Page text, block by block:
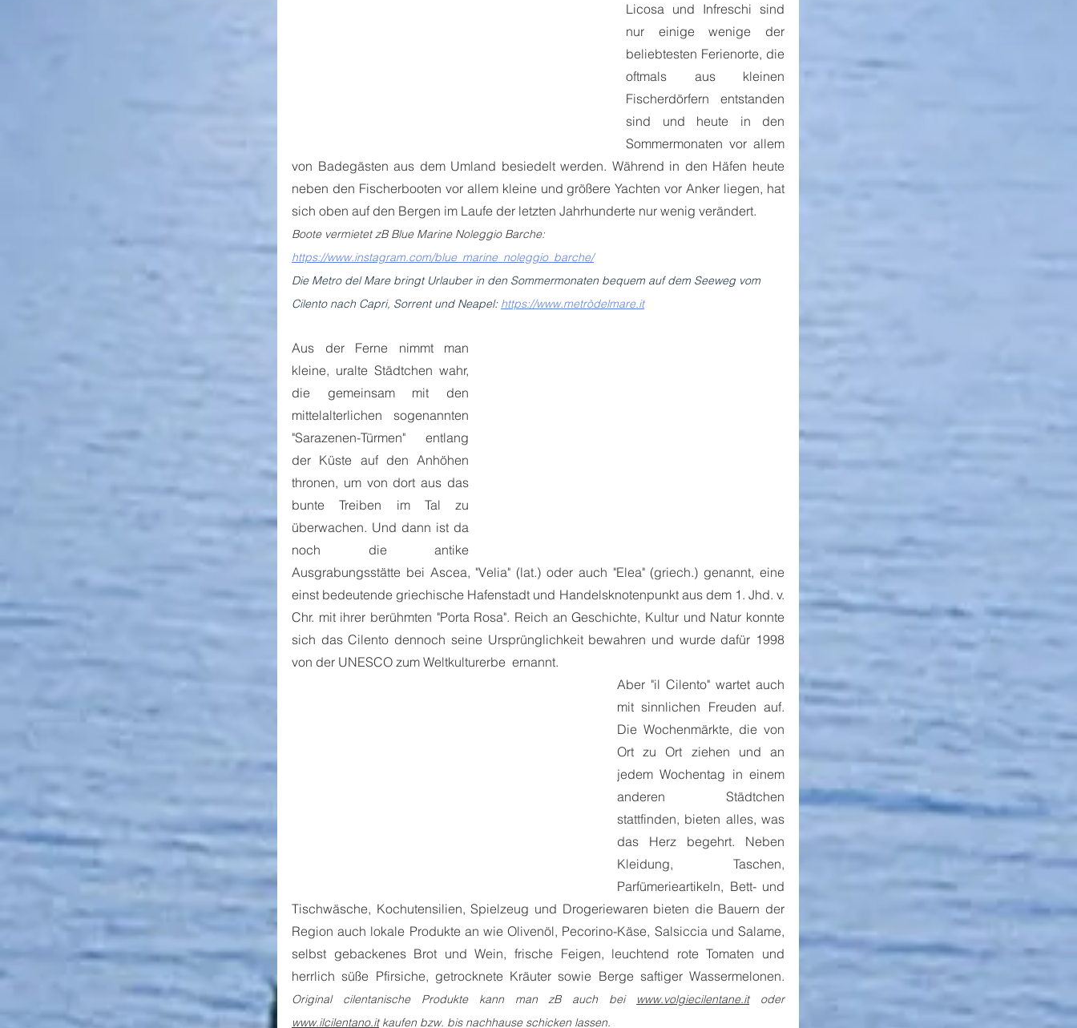
Licosa und Infreschi sind
nur einige wenige der
beliebtesten Ferienorte, die
oftmals aus kleinen
Fischerdörfern entstanden
sind und heute in den
Sommermonaten vor allem
von Badegästen aus dem Umland besiedelt werden. Während in den Häfen heute
neben den Fischerbooten vor allem kleine und größere Yachten vor Anker liegen, hat
sich oben auf den Bergen im Laufe der letzten Jahrhunderte nur wenig verändert.
Boote vermietet zB Blue Marine Noleggio Barche:
https://www.instagram.com/blue_marine_noleggio_barche/
Die Metro del Mare bringt Urlauber in den Sommermonaten bequem auf dem Seeweg vom
Cilento nach Capri, Sorrent und Neapel: https://www.metròdelmare.it
Aus der Ferne nimmt man
kleine, uralte Städtchen wahr,
die gemeinsam mit den
mittelalterlichen sogenannten
"Sarazenen-Türmen" entlang
der Küste auf den Anhöhen
thronen, um von dort aus das
bunte Treiben im Tal zu
überwachen. Und dann ist da
noch die antike
Ausgrabungsstätte bei Ascea, "Velia" (lat.) oder auch "Elea" (griech.) genannt, eine
einst bedeutende griechische Hafenstadt und Handelsknotenpunkt aus dem 1. Jhd. v.
Chr. mit ihrer berühmten "Porta Rosa". Reich an Geschichte, Kultur und Natur konnte
sich das Cilento dennoch seine Ursprünglichkeit bewahren und wurde dafür 1998
von der UNESCO zum Weltkulturerbe  ernannt.
Aber "il Cilento" wartet auch
mit sinnlichen Freuden auf.
Die Wochenmärkte, die von
Ort zu Ort ziehen und an
jedem Wochentag in einem
anderen Städtchen
stattfinden, bieten alles, was
das Herz begehrt. Neben
Kleidung, Taschen,
Parfümerieartikeln, Bett- und
Tischwäsche, Kochutensilien, Spielzeug und Drogeriewaren bieten die Bauern der
Region auch lokale Produkte an wie Olivenöl, Pecorino-Käse, Salsiccia und Salame,
selbst gebackenes Brot und Wein, frische Feigen, leuchtend rote Tomaten und
Original cilentanische Produkte kann man zB auch bei www.volgiecilentane.it
oder
www.ilcilentano.it kaufen bzw. bis nachhause schicken lassen.